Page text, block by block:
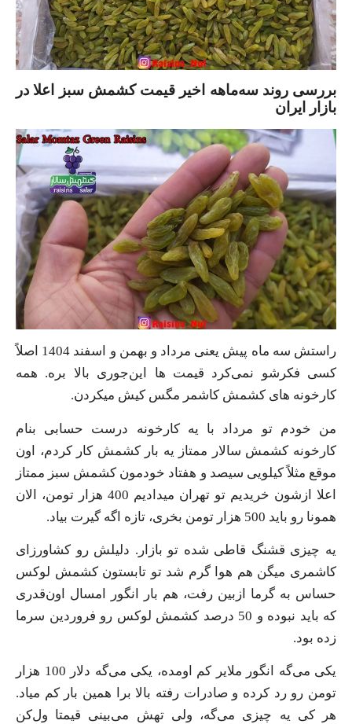
بررسی روند سه‌ماهه اخیر قیمت کشمش سبز اعلا در
بازار ایران
راستش سه ماه پیش یعنی مرداد و بهمن و اسفند 1404 اصلاً
کسی فکرشو نمی‌کرد قیمت ها این‌جوری بالا بره. همه
کارخونه های کشمش کاشمر مگس کیش میکردن.
من خودم تو مرداد با یه کارخونه درست حسابی بنام
کارخونه کشمش سالار ممتاز یه بار کشمش کار کردم، اون
موقع مثلاً کیلویی سیصد و هفتاد خودمون کشمش سبز ممتاز
اعلا ازشون خریدیم تو تهران میدادیم 400 هزار تومن، الان
همونا رو باید 500 هزار تومن بخری، تازه اگه گیرت بیاد.
یه چیزی قشنگ قاطی شده تو بازار. دلیلش رو کشاورزای
کاشمری میگن هم هوا گرم شد تو تابستون کشمش لوکس
حساس به گرما ازبین رفت، هم بار انگور امسال اون‌قدری
که باید نبوده و 50 درصد کشمش لوکس رو فروردین سرما
زده بود.
یکی می‌گه انگور ملایر کم اومده، یکی می‌گه دلار 100 هزار
تومن رو رد کرده و صادرات رفته بالا برا همین بار کم میاد.
هر کی یه چیزی می‌گه، ولی تهش می‌بینی قیمتا ول‌کن